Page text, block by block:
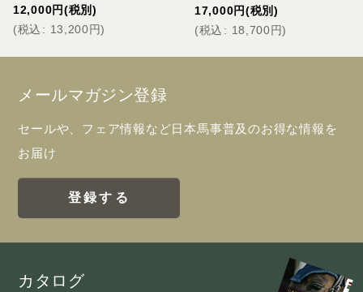
12,000円(税別)
(税込 : 13,200円)
17,000円(税別)
(税込 : 18,700円)
メールマガジン登録
セールや、フェア情報など日本馬事普及のお得な情報を
お届け
登録する
カタログ